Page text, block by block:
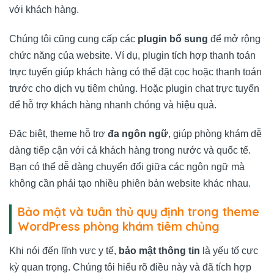
với khách hàng.
Chúng tôi cũng cung cấp các plugin bổ sung để mở rộng
chức năng của website. Ví dụ, plugin tích hợp thanh toán
trực tuyến giúp khách hàng có thể đặt cọc hoặc thanh toán
trước cho dịch vụ tiêm chủng. Hoặc plugin chat trực tuyến
để hỗ trợ khách hàng nhanh chóng và hiệu quả.
Đặc biệt, theme hỗ trợ đa ngôn ngữ, giúp phòng khám dễ
dàng tiếp cận với cả khách hàng trong nước và quốc tế.
Bạn có thể dễ dàng chuyển đổi giữa các ngôn ngữ mà
không cần phải tạo nhiều phiên bản website khác nhau.
Bảo mật và tuân thủ quy định trong theme
WordPress phòng khám tiêm chủng
Khi nói đến lĩnh vực y tế, bảo mật thông tin là yếu tố cực
kỳ quan trọng. Chúng tôi hiểu rõ điều này và đã tích hợp